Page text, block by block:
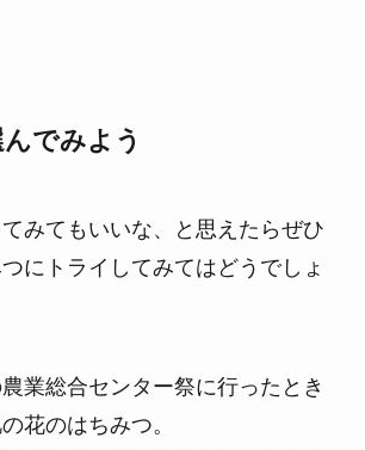
でみよう
みてもいいな、と思えたらぜひ
にトライしてみてはどうでしょ
業総合センター祭に行ったとき
花のはちみつ。